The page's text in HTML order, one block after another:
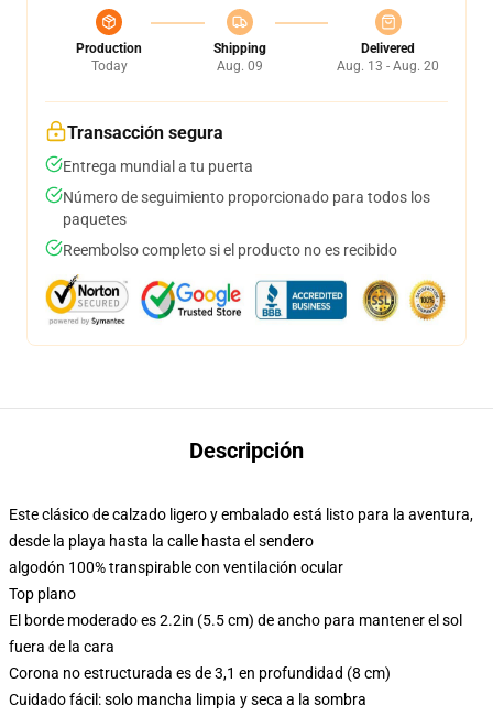
Production
Today
Shipping
Aug. 09
Delivered
Aug. 13 - Aug. 20
Transacción segura
Entrega mundial a tu puerta
Número de seguimiento proporcionado para todos los
paquetes
Reembolso completo si el producto no es recibido
Descripción
Este clásico de calzado ligero y embalado está listo para la aventura,
desde la playa hasta la calle hasta el sendero
algodón 100% transpirable con ventilación ocular
Top plano
El borde moderado es 2.2in (5.5 cm) de ancho para mantener el sol
fuera de la cara
Corona no estructurada es de 3,1 en profundidad (8 cm)
Cuidado fácil: solo mancha limpia y seca a la sombra